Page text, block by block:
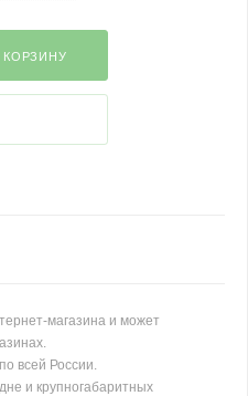
КОРЗИНУ
магазина и может
всей России.
и крупногабаритных